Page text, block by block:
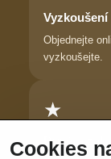
Objednejte
vyzkoušejte.
★
Důvěra
Cookies